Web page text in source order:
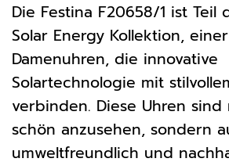
Die Festina F20658/1 ist Teil
Solar Energy Kollektion,
Damenuhren, die innovative
Solartechnologie mit
verbinden. Diese Uhren
schön anzusehen, sondern
umweltfreundlich und